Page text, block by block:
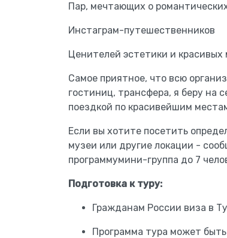
Пар, мечтающих о
Инстаграм-путешественников
Ценителей эстетики и красивых
Самое приятное, что всю
гостиниц, трансфера, я беру на
поездкой по красивейшим
Если вы хотите посетить
музеи или другие локации -
программумини-группа до 7
Подготовка к туру:
Гражданам России виза в
Программа тура может